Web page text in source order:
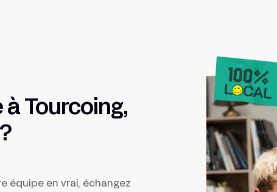
à Tourcoing,
équipe en vrai, échangez